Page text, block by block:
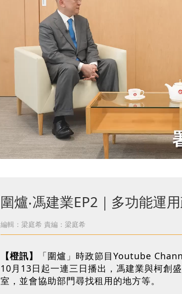
圍爐‧馮建業EP2｜多功能
編輯：梁庭希 責編：梁庭希
【橙訊】
「圍爐」時政節目Youtube
10月13日起一連三日播出，馮建業與柯創
室，並會協助部門尋找租用的地方等。